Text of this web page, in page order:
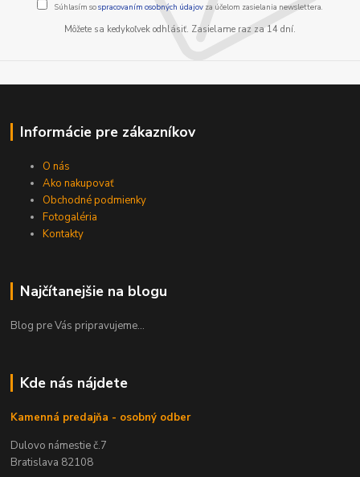
Súhlasím sospracovaním osobných údajov za účelom zasielania newslettera.
Môžete sa kedykoľvek odhlásiť. Zasielame raz za 14 dní.
Informácie pre zákazníkov
O nás
Ako nakupovať
Obchodné podmienky
Fotogaléria
Kontakty
Najčítanejšie na blogu
Blog pre Vás pripravujeme...
Kde nás nájdete
Kamenná predajňa - osobný odber
Dulovo námestie č.7
Bratislava 82108